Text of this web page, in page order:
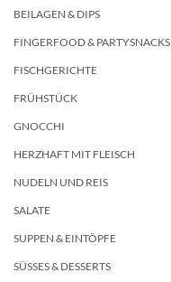
BEILAGEN & DIPS
FINGERFOOD & PARTYSNACKS
FISCHGERICHTE
FRÜHSTÜCK
GNOCCHI
HERZHAFT MIT FLEISCH
NUDELN UND REIS
SALATE
SUPPEN & EINTÖPFE
SÜSSES & DESSERTS